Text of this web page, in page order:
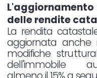
L'aggiornamento
delle rendite
La rendita
aggiornata anche
modifiche
dell'immobile